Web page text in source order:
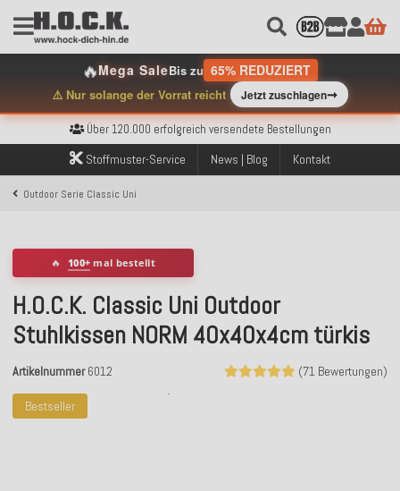
🔥Mega SaleBis zu 65% REDUZIERT
⚠️ Nur solange der Vorrat reicht Jetzt zuschlagen➞
Kostenloser Versand innerhalb Deutschlands ab 99€ Bestellwert
Über 120.000 erfolgreich versendete Bestellungen
Sicher bezahlen mit Klarna, PayPal & Amazon Pay
Kostenloser Versand innerhalb Deutschlands ab 99€ Bestellwert
Über 120.000 erfolgreich versendete Bestellungen
Sicher bezahlen mit Klarna, PayPal & Amazon Pay
Kostenloser Versand innerhalb Deutschlands ab 99€ Bestellwert
Stoffmuster-Service News | Blog Kontakt
Outdoor Serie Classic Uni
Bestseller
🔥 100+ mal bestellt
H.O.C.K. Classic Uni Outdoor
Stuhlkissen NORM 40x40x4cm türkis
(71 Bewertungen)
Artikelnummer 6012